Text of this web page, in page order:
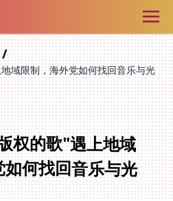
域限制，海外党如何找回音乐与光
权的歌"遇上地域
何找回音乐与光